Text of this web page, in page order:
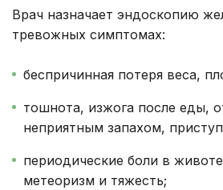
Врач назначает эндоскопию
тревожных симптомах:
беспричинная потеря веса,
тошнота, изжога после еды,
неприятным запахом,
периодические боли в
метеоризм и тяжесть;